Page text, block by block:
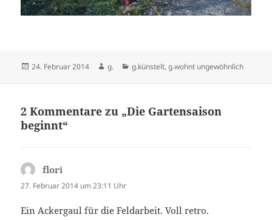
Veröffentlicht
24. Februar 2014 Autor
g. Kategorien
g.künstelt,g.wohnt ungewöhnlich
2 Kommentare zu „Die Gartensaison
beginnt“
flori
27. Februar 2014 um 23:11 Uhr
Ein Ackergaul für die Feldarbeit. Voll retro.